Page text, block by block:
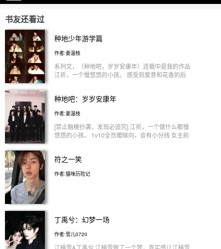
书友还看过
种地少年游学篇
作者:姜温枝
系列文，（种地吧，岁岁安康年）连载中是我的作品
江祈，一个慢悠悠的小孩。 感受到爱意和花香的后
种地吧：岁岁安康年
作者:姜温枝
[禁止融梗抄袭，发现必追究] 江祈，一个做什么都慢
悠悠的小孩。 1v10全员暧昧向，会有小分线 女主前
到爱意，我才会对花香着迷。” 十个勤天表示，你是
太小，要杀要剐他们十个挡着，只要他们在一天，天
符之一笑
作者:猫咪历险记
丁禹兮：幻梦一场
作者:雪儿0720